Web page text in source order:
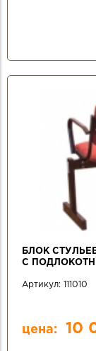
БЛОК
С
Артикул: 111010
цена: 10